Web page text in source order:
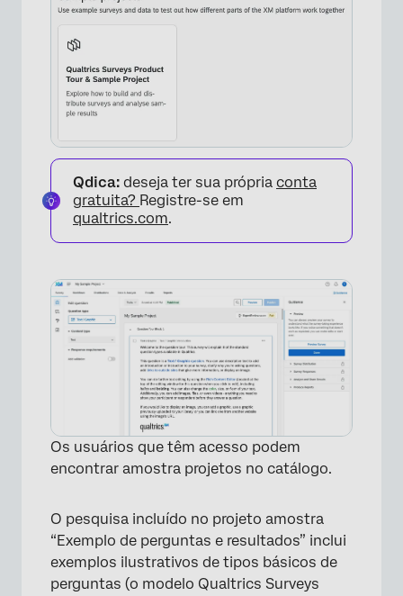
×
Qdica: deseja ter sua própria conta
gratuita? Registre-se em
qualtrics.com.
Os usuários que têm acesso podem
encontrar amostra projetos no catálogo.
O pesquisa incluído no projeto amostra
“Exemplo de perguntas e resultados” inclui
exemplos ilustrativos de tipos básicos de
perguntas (o modelo Qualtrics Surveys